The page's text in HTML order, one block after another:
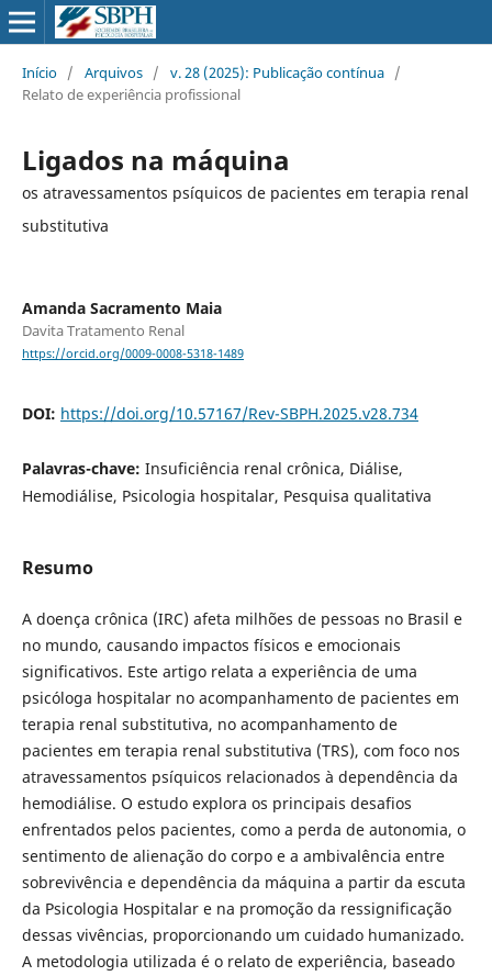
Início / Arquivos / v. 28 (2025): Publicação contínua /
Relato de experiência profissional
Ligados na máquina
os atravessamentos psíquicos de pacientes em terapia renal
substitutiva
Amanda Sacramento Maia
Davita Tratamento Renal
https://orcid.org/0009-0008-5318-1489
DOI: https://doi.org/10.57167/Rev-SBPH.2025.v28.734
Palavras-chave: Insuficiência renal crônica, Diálise,
Hemodiálise, Psicologia hospitalar, Pesquisa qualitativa
Resumo
A doença crônica (IRC) afeta milhões de pessoas no Brasil e
no mundo, causando impactos físicos e emocionais
significativos. Este artigo relata a experiência de uma
psicóloga hospitalar no acompanhamento de pacientes em
terapia renal substitutiva, no acompanhamento de
pacientes em terapia renal substitutiva (TRS), com foco nos
atravessamentos psíquicos relacionados à dependência da
hemodiálise. O estudo explora os principais desafios
enfrentados pelos pacientes, como a perda de autonomia, o
sentimento de alienação do corpo e a ambivalência entre
sobrevivência e dependência da máquina a partir da escuta
da Psicologia Hospitalar e na promoção da ressignificação
dessas vivências, proporcionando um cuidado humanizado.
A metodologia utilizada é o relato de experiência, baseado